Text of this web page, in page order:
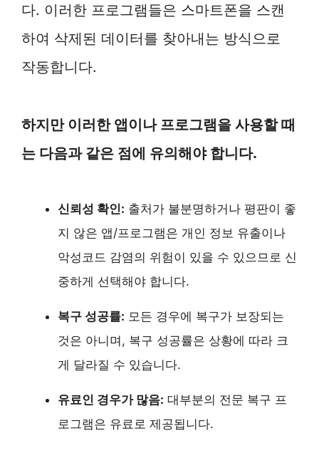
다. 이러한 프로그램들은 스마트폰을 스캔
하여 삭제된 데이터를 찾아내는 방식으로
작동합니다.
하지만 이러한 앱이나 프로그램을 사용할 때
는 다음과 같은 점에 유의해야 합니다.
신뢰성 확인: 출처가 불분명하거나 평판이 좋
지 않은 앱/프로그램은 개인 정보 유출이나
악성코드 감염의 위험이 있을 수 있으므로 신
중하게 선택해야 합니다.
복구 성공률: 모든 경우에 복구가 보장되는
것은 아니며, 복구 성공률은 상황에 따라 크
게 달라질 수 있습니다.
유료인 경우가 많음: 대부분의 전문 복구 프
로그램은 유료로 제공됩니다.